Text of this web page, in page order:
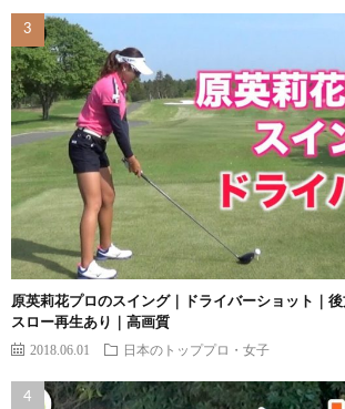
原英莉花プロのスイング｜ドライバーショット｜後
スロー再生あり｜高画質
2018.06.01 日本のトッププロ・女子